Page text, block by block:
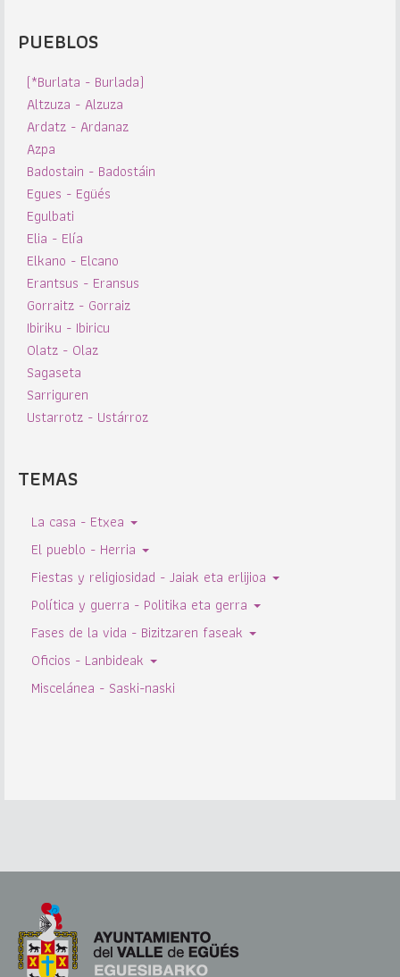
PUEBLOS
(*Burlata - Burlada)
Altzuza - Alzuza
Ardatz - Ardanaz
Azpa
Badostain - Badostáin
Egues - Egüés
Egulbati
Elia - Elía
Elkano - Elcano
Erantsus - Eransus
Gorraitz - Gorraiz
Ibiriku - Ibiricu
Olatz - Olaz
Sagaseta
Sarriguren
Ustarrotz - Ustárroz
TEMAS
La casa - Etxea
El pueblo - Herria
Fiestas y religiosidad - Jaiak eta erlijioa
Política y guerra - Politika eta gerra
Fases de la vida - Bizitzaren faseak
Oficios - Lanbideak
Miscelánea - Saski-naski